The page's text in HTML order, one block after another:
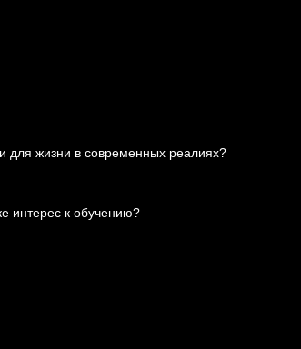
для жизни в современных реалиях?
интерес к обучению?